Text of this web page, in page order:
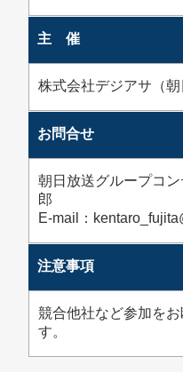
主 催
株式会社デジアサ（朝
お問合せ
朝日放送グループコ
郎
E-mail：
注意事項
競合他社など参加を
す。